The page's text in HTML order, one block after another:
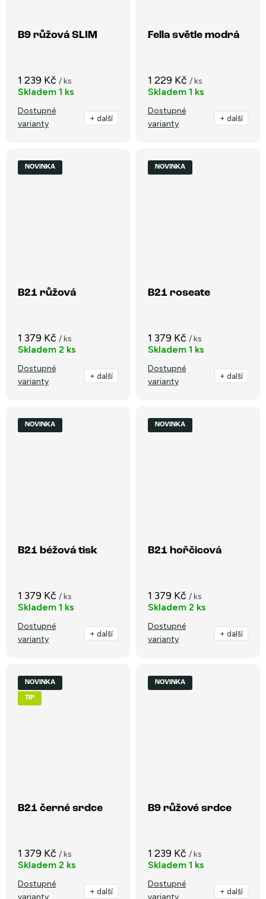
B9 růžová SLIM
1 239 Kč / ks
Skladem 1 ks
Dostupné
varianty
+ další
Fella světle modrá
1 229 Kč / ks
Skladem 1 ks
Dostupné
varianty
+ další
NOVINKA
B21 růžová
1 379 Kč / ks
Skladem 2 ks
Dostupné
varianty
+ další
NOVINKA
B21 roseate
1 379 Kč / ks
Skladem 1 ks
Dostupné
varianty
+ další
NOVINKA
B21 béžová tisk
1 379 Kč / ks
Skladem 1 ks
Dostupné
varianty
+ další
NOVINKA
B21 hořčicová
1 379 Kč / ks
Skladem 2 ks
Dostupné
varianty
+ další
NOVINKA
TIP
B21 černé srdce
1 379 Kč / ks
Skladem 2 ks
Dostupné
varianty
+ další
NOVINKA
B9 růžové srdce
1 239 Kč / ks
Skladem 1 ks
Dostupné
varianty
+ další